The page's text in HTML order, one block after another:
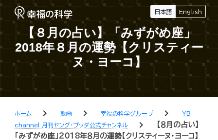
日本語 English
【８月の占い】「みずがめ座」
2018年８月の運勢【クリスティー
ヌ・ヨーコ】
ホーム chevron_right 動画 chevron_right 幸福の科学グループ chevron_right
YB
channel 月刊ヤング・ブッダ公式チャンネル
chevron_right
【８月の占い】
「みずがめ座」2018年８月の運勢【クリスティーヌ・ヨーコ】